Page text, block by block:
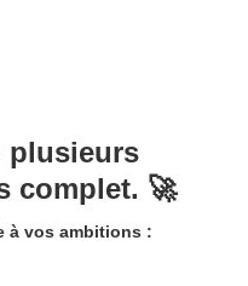
plusieurs
complet. 🚀
à vos ambitions :